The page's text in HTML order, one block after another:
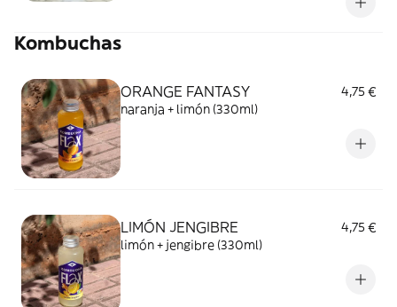
Kombuchas
ORANGE FANTASY
4,75 €
naranja + limón (330ml)
LIMÓN JENGIBRE
4,75 €
limón + jengibre (330ml)